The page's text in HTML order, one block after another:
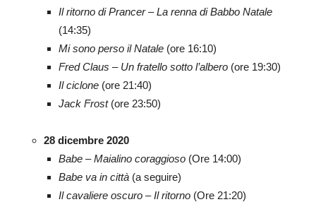
Il ritorno di Prancer – La renna di Babbo Natale
(14:35)
Mi sono perso il Natale (ore 16:10)
Fred Claus – Un fratello sotto l’albero (ore 19:30)
Il ciclone (ore 21:40)
Jack Frost(ore 23:50)
28 dicembre 2020
Babe – Maialino coraggioso (Ore 14:00)
Babe va in città (a seguire)
Il cavaliere oscuro – Il ritorno (Ore 21:20)